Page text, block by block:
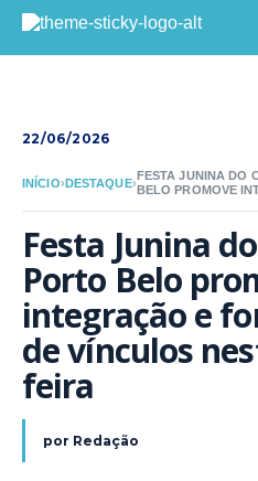
22/06/2026
INÍCIO›DESTAQUE›
FESTA JUNINA DO
BELO PROMOVE
Festa Junina
Porto Belo
integração e
de vínculos
feira
por Redação